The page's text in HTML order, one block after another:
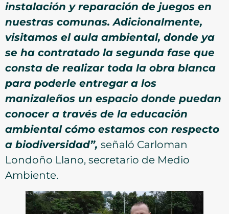
instalación y reparación de juegos en
nuestras comunas. Adicionalmente,
visitamos el aula ambiental, donde ya
se ha contratado la segunda fase que
consta de realizar toda la obra blanca
para poderle entregar a los
manizaleños un espacio donde puedan
conocer a través de la educación
ambiental cómo estamos con respecto
a biodiversidad”, señaló Carloman
Londoño Llano, secretario de Medio
Ambiente.